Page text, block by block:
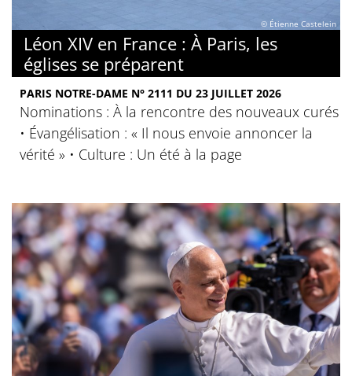
© Étienne Castelein
Léon XIV en France : À Paris, les
églises se préparent
PARIS NOTRE-DAME N° 2111 DU 23 JUILLET 2026
Nominations : À la rencontre des nouveaux curés
• Évangélisation : « Il nous envoie annoncer la
vérité » • Culture : Un été à la page